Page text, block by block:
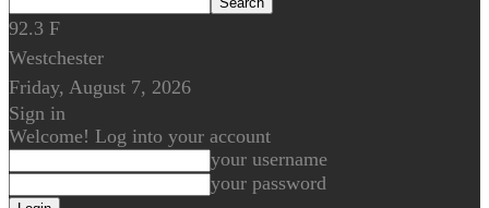
92.3 F
Westchester
Friday, August 7, 2026
Sign in
Welcome! Log into your account
your username
your password